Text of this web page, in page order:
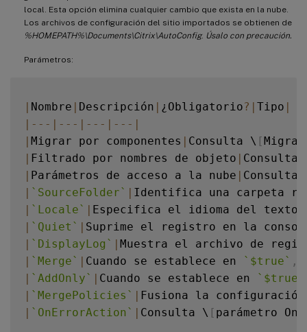
local. Esta opción elimina cualquier cambio que exista en la nube.
Los archivos de configuración del sitio importados se obtienen de
%HOMEPATH%\Documents\Citrix\AutoConfig. Úsalo con precaución.
Parámetros:
| Nombre | Descripción | ¿Obligatorio? | Tipo |
| -- - | -- - | -- - | -- - |
| Migrar por componentes | Consulta \ [Migrar
| Filtrado por nombres de objeto | Consulta
| Parámetros de acceso a la nube | Consulta
| ` SourceFolder` | Identifica una carpeta
| ` Locale` | Especifica el idioma del texto
| ` Quiet ` | Suprime el registro en la
| ` DisplayLog ` | Muestra el archivo de
| ` Merge` | Cuando se establece en ` $true` ,
| ` AddOnly` | Cuando se establece en ` $true
| ` MergePolicies ` | Fusiona la
| ` OnErrorAction` | Consulta \ [ parámetro